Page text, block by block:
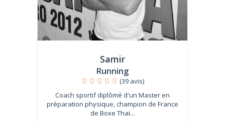
Samir
Running
(39 avis)
Coach sportif diplômé d'un Master en
préparation physique, champion de France
de Boxe Thaï...